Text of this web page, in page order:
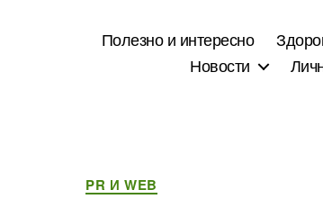
Полезно и интересно
Новости
Рубрики
PR И WEB